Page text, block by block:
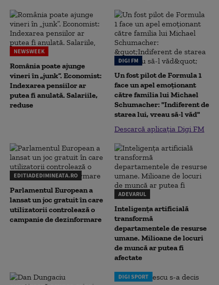
NEWSWEEK
România poate ajunge
vineri în „junk”. Economist:
Indexarea pensiilor ar
putea fi anulată. Salariile,
reduse
DIGI FM
Un fost pilot de Formula 1
face un apel emoționant
către familia lui Michael
Schumacher: "Indiferent de
starea lui, vreau să-l văd"
Descarcă aplicația Digi FM
EDITIADEDIMINEATA.RO
Parlamentul European a
lansat un joc gratuit în care
utilizatorii controlează o
campanie de dezinformare
ADEVARUL
Inteligența artificială
transformă
departamentele de resurse
umane. Milioane de locuri
de muncă ar putea fi
afectate
DIGI SPORT